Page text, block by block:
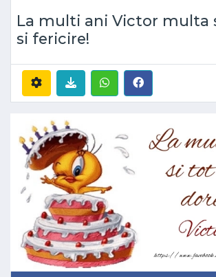
La multi ani Victor multa
si fericire!